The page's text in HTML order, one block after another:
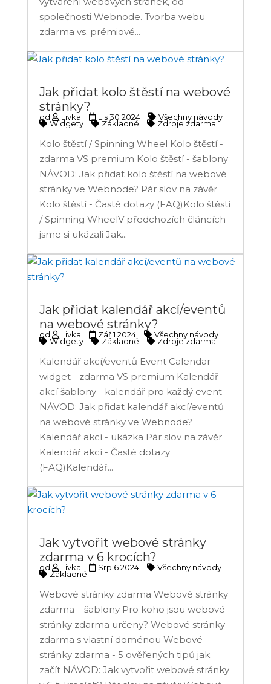
společnosti Webnode. Tvorba webu
zdarma vs. prémiové...
Jak přidat kolo štěstí na webové
stránky?
od Livka Lis 30 2024 Všechny návody
Widgety Základné Zdroje zdarma
Kolo štěstí / Spinning Wheel Kolo štěstí -
zdarma VS premium Kolo štěstí - šablony
NÁVOD: Jak přidat kolo štěstí na webové
stránky ve Webnode? Pár slov na závěr
Kolo štěstí - Časté dotazy (FAQ)Kolo štěstí
/ Spinning WheelV předchozích článcích
jsme si ukázali Jak...
Jak přidat kalendář akcí/eventů
na webové stránky?
od Livka Zář 1 2024 Všechny návody
Widgety Základné Zdroje zdarma
Kalendář akcí/eventů Event Calendar
widget - zdarma VS premium Kalendář
akcí šablony - kalendář pro každý event
NÁVOD: Jak přidat kalendář akcí/eventů
na webové stránky ve Webnode?
Kalendář akcí - ukázka Pár slov na závěr
Kalendář akcí - Časté dotazy
(FAQ)Kalendář...
Jak vytvořit webové stránky
zdarma v 6 krocích?
od Livka Srp 6 2024 Všechny návody
Základné
Webové stránky zdarma Webové stránky
zdarma – šablony Pro koho jsou webové
stránky zdarma určeny? Webové stránky
zdarma s vlastní doménou Webové
stránky zdarma - 5 ověřených tipů jak
začít NÁVOD: Jak vytvořit webové stránky